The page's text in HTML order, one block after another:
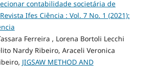
contabilidade societária de
Revista Ifes Ciência : Vol. 7 No. 1 (2021):
Ferreira , Lorena Bortoli Lecchi
Nardy Ribeiro, Araceli Veronica
JIGSAW METHOD AND